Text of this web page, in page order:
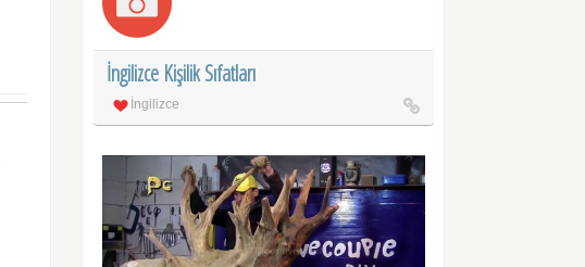
İngilizce Kişilik Sıfatları
İngilizce